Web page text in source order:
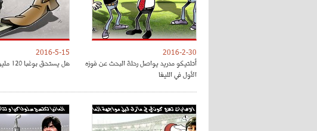
2016-2-30
أتلتيكو مدريد يواصل رحلة البحث عن فوزه
الأول في الليغا
2016-5-15
هل يستحق بوغبا 120 مليون أورو ؟